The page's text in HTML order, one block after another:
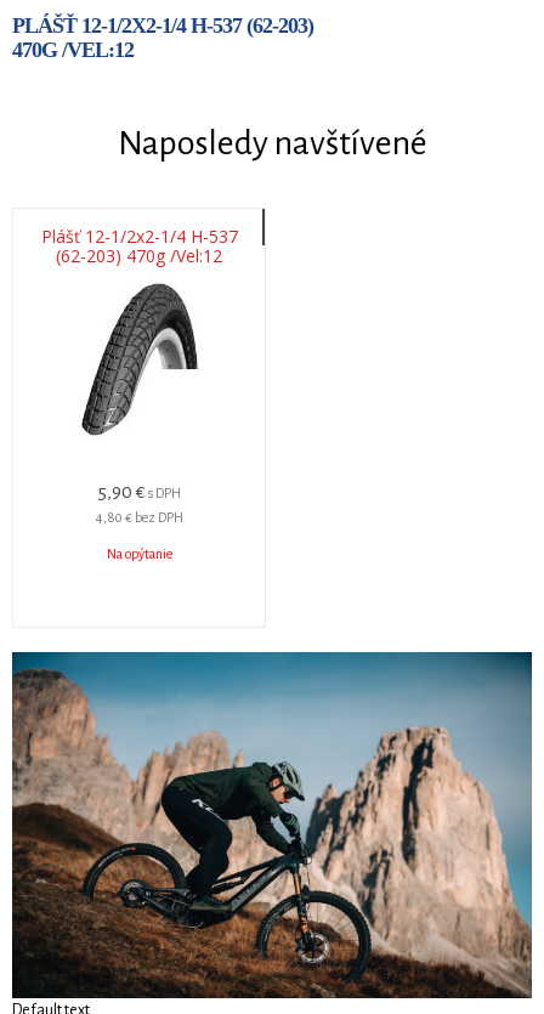
PLÁŠŤ 12-1/2X2-1/4 H-537 (62-203)
470G /VEL:12
Naposledy navštívené
Plášť 12-1/2x2-1/4 H-537
(62-203) 470g /Vel:12
5,90 € s DPH
4,80 € bez DPH
Na opýtanie